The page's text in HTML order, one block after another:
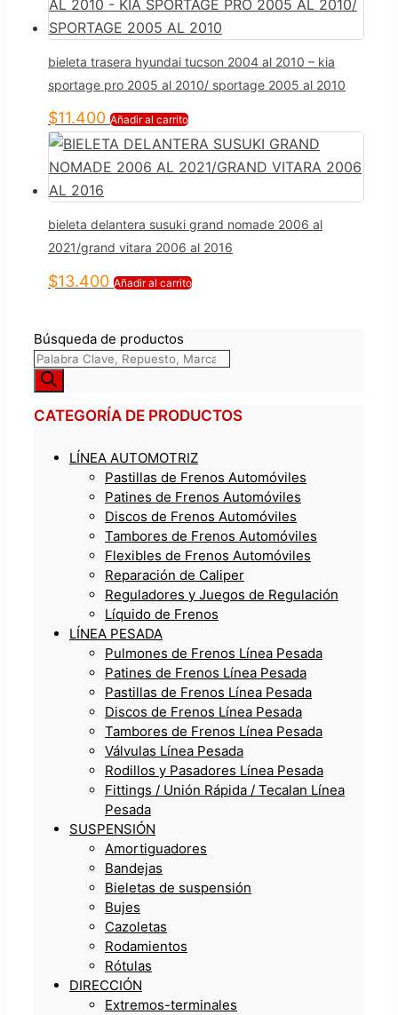
bieleta trasera hyundai tucson 2004 al 2010 – kia
sportage pro 2005 al 2010/ sportage 2005 al 2010
$11.400 Añadir al carrito
bieleta delantera susuki grand nomade 2006 al
2021/grand vitara 2006 al 2016
$13.400 Añadir al carrito
Búsqueda de productos
CATEGORÍA DE PRODUCTOS
LÍNEA AUTOMOTRIZ
Pastillas de Frenos Automóviles
Patines de Frenos Automóviles
Discos de Frenos Automóviles
Tambores de Frenos Automóviles
Flexibles de Frenos Automóviles
Reparación de Caliper
Reguladores y Juegos de Regulación
Líquido de Frenos
LÍNEA PESADA
Pulmones de Frenos Línea Pesada
Patines de Frenos Línea Pesada
Pastillas de Frenos Línea Pesada
Discos de Frenos Línea Pesada
Tambores de Frenos Línea Pesada
Válvulas Línea Pesada
Rodillos y Pasadores Línea Pesada
Fittings / Unión Rápida / Tecalan Línea
Pesada
SUSPENSIÓN
Amortiguadores
Bandejas
Bieletas de suspensión
Bujes
Cazoletas
Rodamientos
Rótulas
DIRECCIÓN
Extremos-terminales